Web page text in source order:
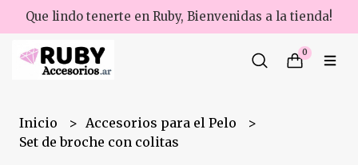
Que lindo tenerte en Ruby, Bienvenidas a la tienda!
0
Inicio
Accesorios para el Pelo
Set de broche con colitas